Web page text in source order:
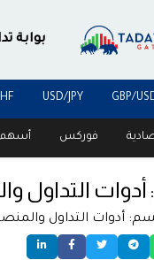
بوابة
GBP/
USD/JPY
فوركس أسهم
التداول
أدوات التداول